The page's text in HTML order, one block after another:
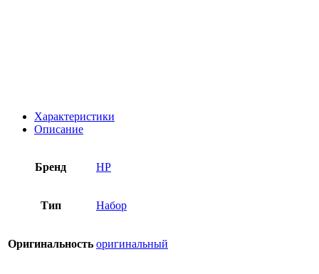
Характеристики
Описание
Бренд HP
Тип Набор
Оригинальность оригинальный